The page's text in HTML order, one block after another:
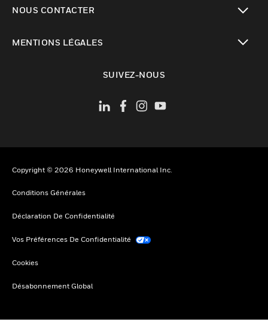
NOUS CONTACTER
MENTIONS LÉGALES
SUIVEZ-NOUS
Copyright © 2026 Honeywell International Inc.
Conditions Générales
Déclaration De Confidentialité
Vos Préférences De Confidentialité
Cookies
Désabonnement Global